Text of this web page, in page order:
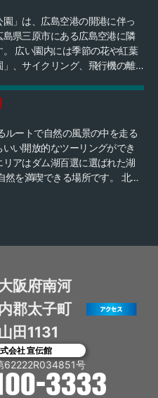
園」は、広島空港の開港に伴っ
島県三原市にある広島空港に隣
葉
、サイクリング、飛行機の離
」
山・里・海の三景を再現した
」からはじまり初夏の「紫陽花
」など、四季折々に花が咲き散
ションなのでツーリングで訪
感じることができます。 ま
いところは、園内のピクニック
った 良さを感じることができ
リーコース」3種類と、滑走路
脚コース」12.3キロの4種類、
るので1日アウトドアで過ごす
所です。 家族で来るときは荷物
で車が良いかもですね。
ルートで自然の風景の中を走る
い開放的なツーリングができ
リアはダム湖百選に選ばれた湖
然を満喫できる場所です。 北側
阪府南河
郡太子町
田1131
会社 宣伝館
62222R034851号